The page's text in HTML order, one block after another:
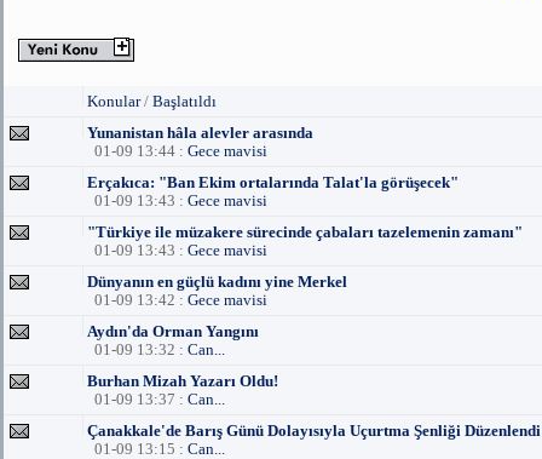
Konular/ Başlatıldı
Yunanistan hâla alevler arasında
01-09 13:44 : Gece mavisi
Erçakıca: "Ban Ekim ortalarında Talat'la görüşecek"
01-09 13:43 : Gece mavisi
"Türkiye ile müzakere sürecinde çabaları tazelemenin zamanı"
01-09 13:43 : Gece mavisi
Dünyanın en güçlü kadını yine Merkel
01-09 13:42 : Gece mavisi
Aydın'da Orman Yangını
01-09 13:32 : Can...
Burhan Mizah Yazarı Oldu!
01-09 13:37 : Can...
Çanakkale'de Barış Günü Dolayısıyla Uçurtma Şenliği Düzenlendi
01-09 13:15 : Can...